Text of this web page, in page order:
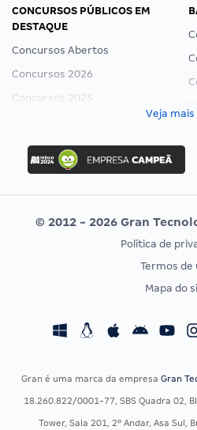
CONCURSOS PÚBLICOS EM
DESTAQUE
Concursos Abertos
Concursos 2026
Concursos 2025
Concurso Ibama
Concurso MPU
Editais publicados
CONCURSOS POR PROFISSÃO
Concursos Fiscais
Concursos Saúde
Veja mais
© 2012 - 2026 Gran
Política de
Termos de
Mapa do
Gran é uma marca da empresa Gran
18.260.822/0001-77, SBS Quadra 02,
Tower, Sala 201, 2º Andar, Asa Sul,